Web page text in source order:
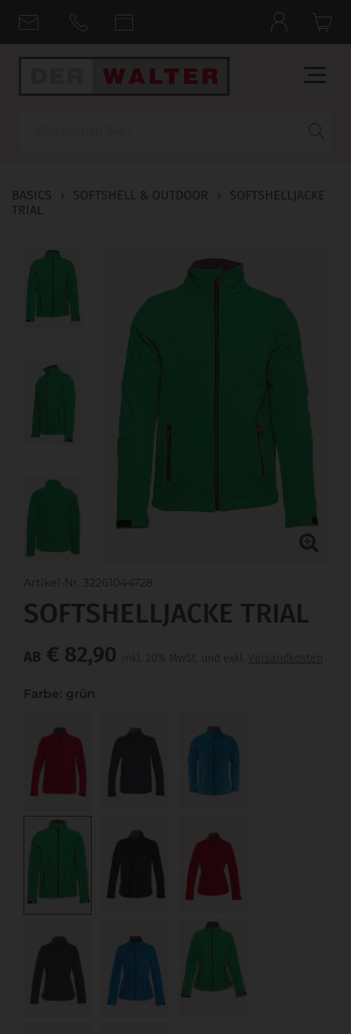
BASICS › SOFTSHELL & OUTDOOR ›
SOFTSHELLJACKE
TRIAL
Artikel-Nr. 32261044728
SOFTSHELLJACKE TRIAL
AB € 82,90 inkl. 20% MwSt. und exkl. Versandkosten
Farbe: grün